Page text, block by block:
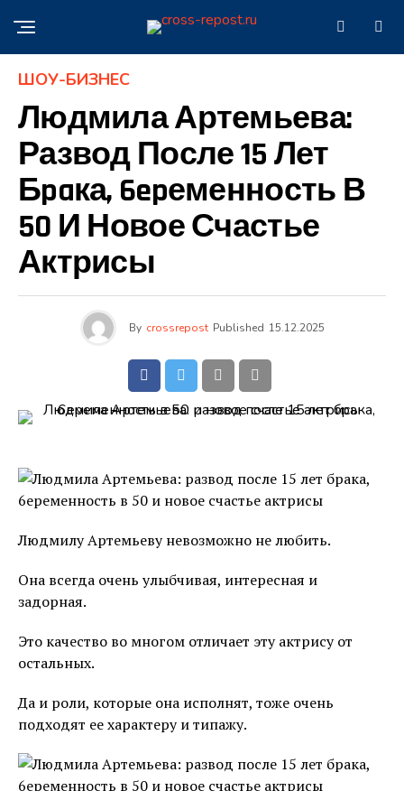
ШОУ-БИЗНЕС
Людмила Артемьева:
Развод После 15 Лет
Бpaка, 6epеменность В
50 И Новое Счастье
Актрисы
By crossrepost Published 15.12.2025
Людмилу Артемьеву невозможно не любить.
Она всегда очень улыбчивая, интересная и
задорная.
Это качество во многом отличает эту актрису от
остальных.
Да и роли, которые она исполнят, тоже очень
подходят ее характеру и типажу.